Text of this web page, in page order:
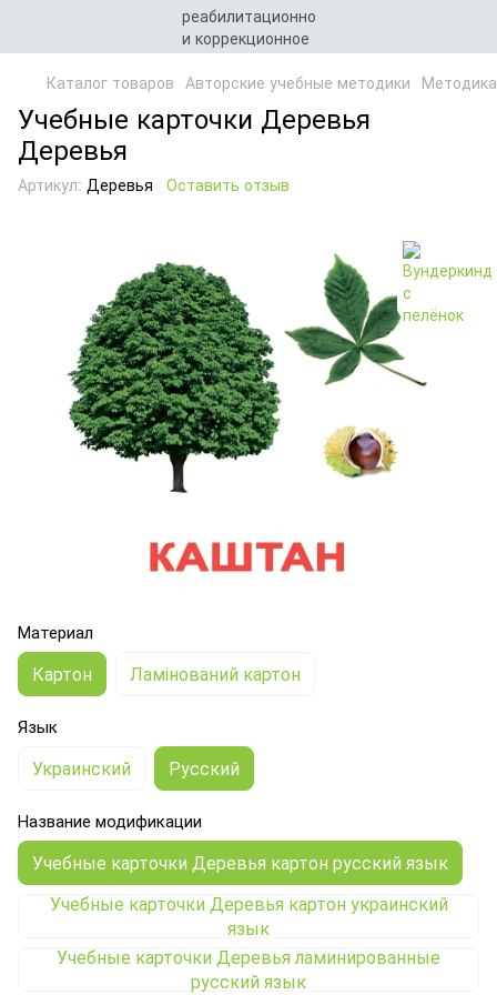
Каталог товаров Авторские учебные методики
Учебные карточки Деревья
Деревья
Артикул: Деревья Оставить отзыв
Материал
Картон Ламінований картон
Язык
Украинский Русский
Название модификации
Учебные карточки Деревья картон русский язык
Учебные карточки Деревья картон украинский
язык
Учебные карточки Деревья ламинированные
русский язык